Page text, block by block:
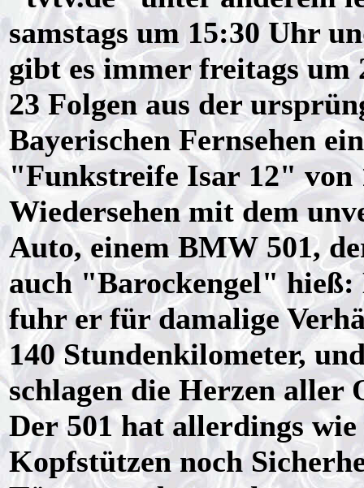
samstags um 15:30 Uhr
gibt es immer freitags um
23 Folgen aus der
Bayerischen Fernsehen
"Funkstreife Isar 12" von
Wiedersehen mit dem
Auto, einem BMW 501,
auch "Barockengel" hieß:
fuhr er für damalige
140 Stundenkilometer,
schlagen die Herzen aller
Der 501 hat allerdings
Kopfstützen noch